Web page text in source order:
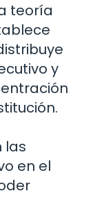
teoría
y
las
en el